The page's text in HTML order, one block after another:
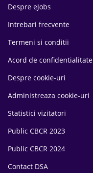
Despre eJobs
Intrebari frecvente
Termeni si conditii
Acord de confidentialitate
Despre cookie-uri
Administreaza cookie-uri
Statistici vizitatori
Public CBCR 2023
Public CBCR 2024
Contact DSA